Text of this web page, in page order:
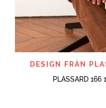
DESIGN FRÅN
PLASSARD 166